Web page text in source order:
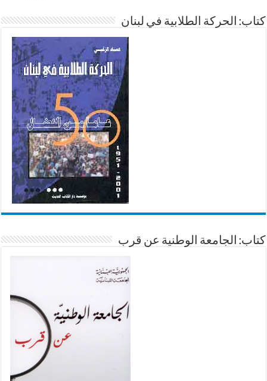
كتاب: الحركة الطلابية في لبنان
كتاب: الجامعة الوطنية عن قرب